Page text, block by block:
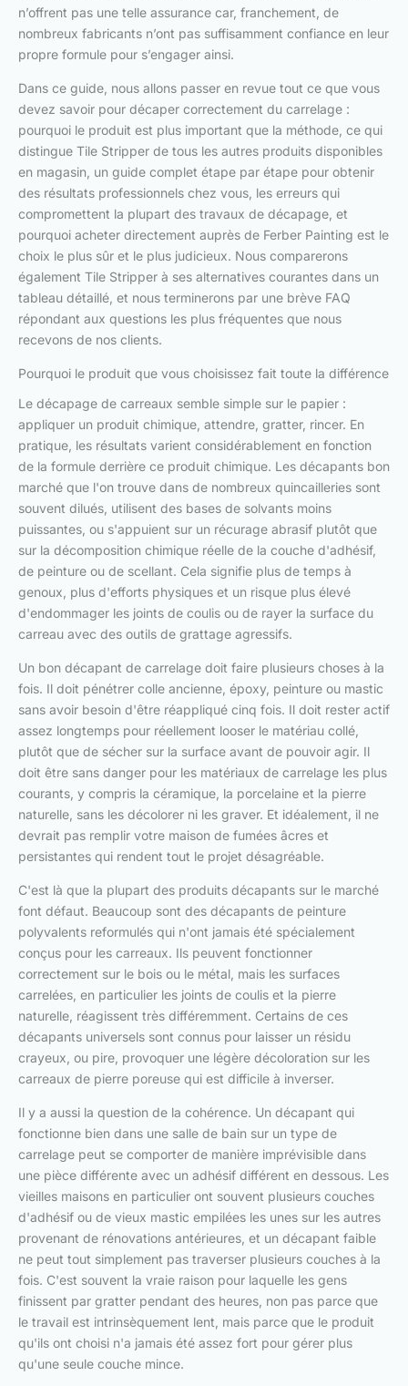
n’offrent pas une telle assurance car, franchement, de
nombreux fabricants n’ont pas suffisamment confiance en leur
propre formule pour s’engager ainsi.
Dans ce guide, nous allons passer en revue tout ce que vous
devez savoir pour décaper correctement du carrelage :
pourquoi le produit est plus important que la méthode, ce qui
distingue Tile Stripper de tous les autres produits disponibles
en magasin, un guide complet étape par étape pour obtenir
des résultats professionnels chez vous, les erreurs qui
compromettent la plupart des travaux de décapage, et
pourquoi acheter directement auprès de Ferber Painting est le
choix le plus sûr et le plus judicieux. Nous comparerons
également Tile Stripper à ses alternatives courantes dans un
tableau détaillé, et nous terminerons par une brève FAQ
répondant aux questions les plus fréquentes que nous
recevons de nos clients.
Pourquoi le produit que vous choisissez fait toute la différence
Le décapage de carreaux semble simple sur le papier :
appliquer un produit chimique, attendre, gratter, rincer. En
pratique, les résultats varient considérablement en fonction
de la formule derrière ce produit chimique. Les décapants bon
marché que l'on trouve dans de nombreux quincailleries sont
souvent dilués, utilisent des bases de solvants moins
puissantes, ou s'appuient sur un récurage abrasif plutôt que
sur la décomposition chimique réelle de la couche d'adhésif,
de peinture ou de scellant. Cela signifie plus de temps à
genoux, plus d'efforts physiques et un risque plus élevé
d'endommager les joints de coulis ou de rayer la surface du
carreau avec des outils de grattage agressifs.
Un bon décapant de carrelage doit faire plusieurs choses à la
fois. Il doit pénétrer colle ancienne, époxy, peinture ou mastic
sans avoir besoin d'être réappliqué cinq fois. Il doit rester actif
assez longtemps pour réellement looser le matériau collé,
plutôt que de sécher sur la surface avant de pouvoir agir. Il
doit être sans danger pour les matériaux de carrelage les plus
courants, y compris la céramique, la porcelaine et la pierre
naturelle, sans les décolorer ni les graver. Et idéalement, il ne
devrait pas remplir votre maison de fumées âcres et
persistantes qui rendent tout le projet désagréable.
C'est là que la plupart des produits décapants sur le marché
font défaut. Beaucoup sont des décapants de peinture
polyvalents reformulés qui n'ont jamais été spécialement
conçus pour les carreaux. Ils peuvent fonctionner
correctement sur le bois ou le métal, mais les surfaces
carrelées, en particulier les joints de coulis et la pierre
naturelle, réagissent très différemment. Certains de ces
décapants universels sont connus pour laisser un résidu
crayeux, ou pire, provoquer une légère décoloration sur les
carreaux de pierre poreuse qui est difficile à inverser.
Il y a aussi la question de la cohérence. Un décapant qui
fonctionne bien dans une salle de bain sur un type de
carrelage peut se comporter de manière imprévisible dans
une pièce différente avec un adhésif différent en dessous. Les
vieilles maisons en particulier ont souvent plusieurs couches
d'adhésif ou de vieux mastic empilées les unes sur les autres
provenant de rénovations antérieures, et un décapant faible
ne peut tout simplement pas traverser plusieurs couches à la
fois. C'est souvent la vraie raison pour laquelle les gens
finissent par gratter pendant des heures, non pas parce que
le travail est intrinsèquement lent, mais parce que le produit
qu'ils ont choisi n'a jamais été assez fort pour gérer plus
qu'une seule couche mince.